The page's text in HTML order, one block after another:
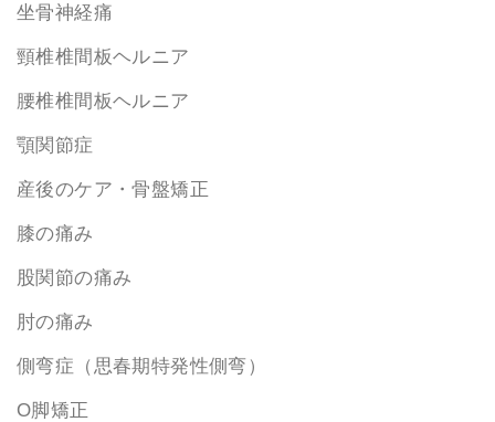
坐骨神経痛
頸椎椎間板ヘルニア
腰椎椎間板ヘルニア
顎関節症
産後のケア・骨盤矯正
膝の痛み
股関節の痛み
肘の痛み
側弯症（思春期特発性側弯）
O脚矯正